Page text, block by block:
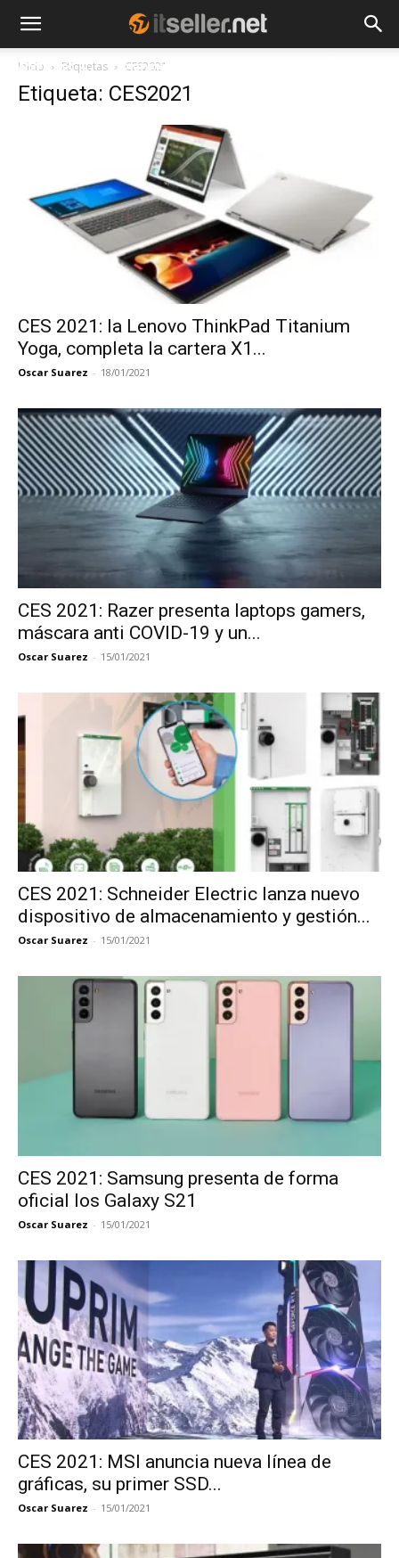
NOTICIAS TENDENCIAS
Inicio Etiquetas CES2021
Etiqueta: CES2021
CES 2021: la Lenovo ThinkPad Titanium
Yoga, completa la cartera X1...
Oscar Suarez - 18/01/2021
CES 2021: Razer presenta laptops gamers,
máscara anti COVID-19 y un...
Oscar Suarez - 15/01/2021
CES 2021: Schneider Electric lanza nuevo
dispositivo de almacenamiento y gestión...
Oscar Suarez - 15/01/2021
CES 2021: Samsung presenta de forma
oficial los Galaxy S21
Oscar Suarez - 15/01/2021
CES 2021: MSI anuncia nueva línea de
gráficas, su primer SSD...
Oscar Suarez - 15/01/2021